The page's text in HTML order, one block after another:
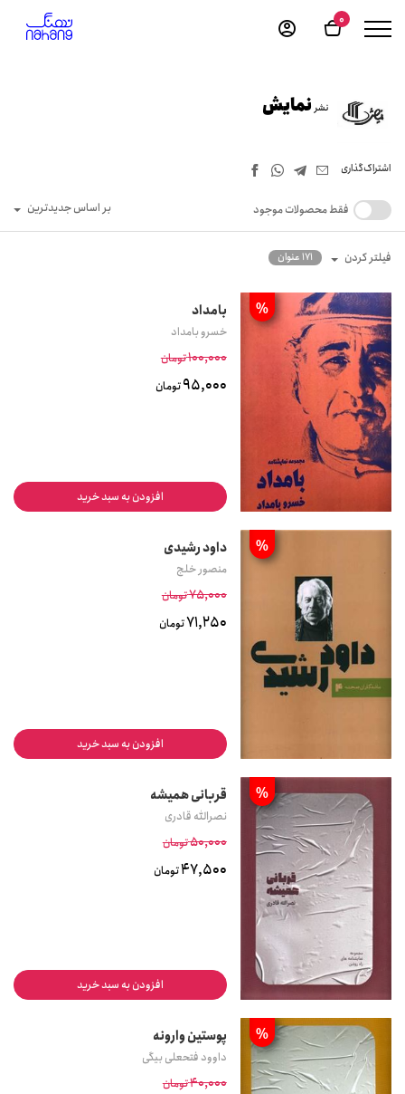
0
نشرنمایش
اشتراک‌گذاری
فقط محصولات موجود بر اساس جدیدترین
فیلتر کردن 171 عنوان
% بامداد
خسرو بامداد
100,000تومان
95,000تومان
افزودن به سبد خرید
% داود رشیدی
منصور خلج
75,000تومان
71,250تومان
افزودن به سبد خرید
% قربانی همیشه
نصرالله قادری
50,000تومان
47,500تومان
افزودن به سبد خرید
% پوستین وارونه
داوود فتحعلی بیگی
40,000تومان